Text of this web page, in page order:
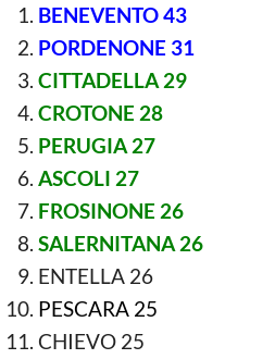
BENEVENTO 43
PORDENONE 31
CITTADELLA 29
CROTONE 28
PERUGIA 27
ASCOLI 27
FROSINONE 26
SALERNITANA 26
ENTELLA 26
PESCARA 25
CHIEVO 25